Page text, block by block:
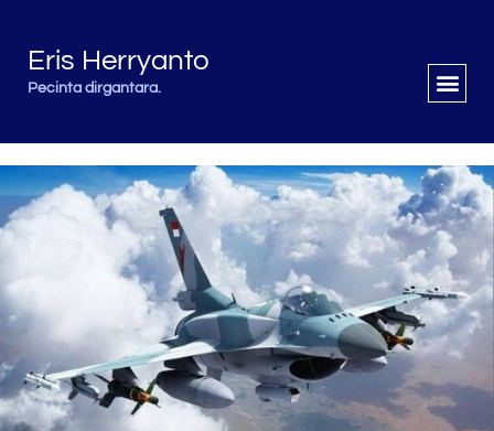
Eris Herryanto
Pecinta dirgantara.